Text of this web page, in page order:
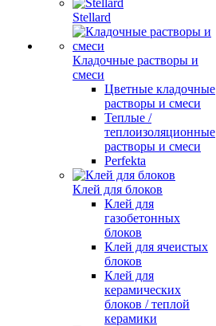
Stellard
Кладочные растворы и
смеси
Цветные кладочные
растворы и смеси
Теплые /
теплоизоляционные
растворы и смеси
Perfekta
Клей для блоков
Клей для
газобетонных
блоков
Клей для ячеистых
блоков
Клей для
керамических
блоков / теплой
керамики